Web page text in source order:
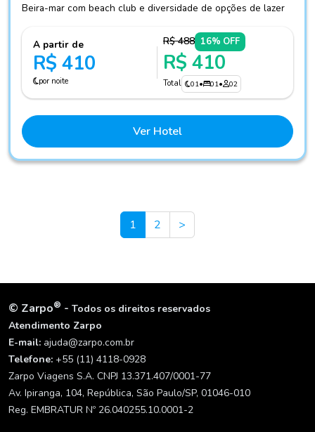
Beira-mar com beach club e diversidade de opções de lazer
A partir de
R$ 410
por noite
R$ 488 16% OFF
R$ 410
Total 01• 01• 02
Ver Hotel
1 2 >
© Zarpo® - Todos os direitos reservados
Atendimento Zarpo
E-mail: ajuda@zarpo.com.br
Telefone: +55 (11) 4118-0928
Zarpo Viagens S.A. CNPJ 13.371.407/0001-77
Av. Ipiranga, 104, República, São Paulo/SP, 01046-010
Reg. EMBRATUR Nº 26.040255.10.0001-2